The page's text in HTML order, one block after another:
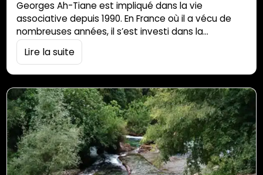
Georges Ah-Tiane est impliqué dans la vie
associative depuis 1990. En France où il a vécu de
nombreuses années, il s’est investi dans la
promotion de la culture réunionnaise au travers de
nombreux biais : en créant des associations, en
créé des ponts […]
Lire la suite